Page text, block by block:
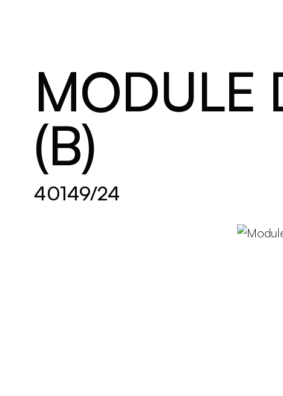
MODULE
(B)
40149/24